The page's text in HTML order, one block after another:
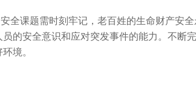
课题需时刻牢记，老百姓的生命财产安
的安全意识和应对突发事件的能力。不断
境。